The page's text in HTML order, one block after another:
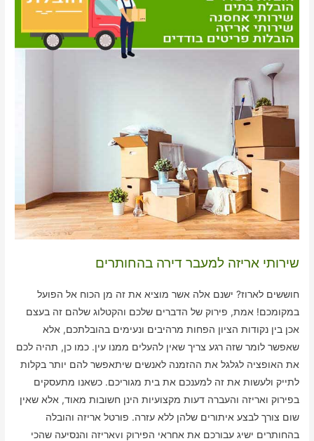
שירותי אריזה למעבר דירה בהחותרים
חוששים לארוז? ישנם אלה אשר מוציא את זה מן הכוח אל הפועל
במקומכם! אמת, פירוק של הדברים שלכם והקטלוג שלהם זה בעצם
אכן בין נקודות הציון הפחות מרהיבים ונעימים בהובלתכם, אלא
שאפשר לומר שזה רגע צריך שאין להעלים ממנו עין. כמו כן, תהיה לכם
את האופציה לגלגל את ההזמנה לאנשים שיתאפשר להם יותר בקלות
לתייק ולעשות את זה למענכם את בית מגוריכם. כשאנו מתעסקים
בפירוק ואריזה והעברה דעות מקצועיות הינן חשובות מאוד, אלא שאין
שום צורך לבצע איתורים שלהן ללא עזרה. פורטל אריזה והובלה
בהחותרים ישיג עבורכם את אחראי הפירוק וvאריזה והנסיעה שהכי